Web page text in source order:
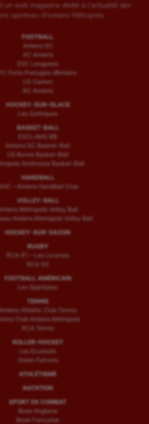
un web magazine dédié à l'actualité des
sportives d'Amiens Métropole.
FOOTBALL
Amiens SC
AC Amiens
ESC Longueau
FC Porto Portugais d’Amiens
US Camon
RC Amiens
HOCKEY-SUR-GLACE
Les Gothiques
BASKET-BALL
ESCLAMS BB
Amiens SC Basket-Ball
US Boves Basket-Ball
Amiénoise Basket-Ball
HANDBALL
– Amiens Handball Club
VOLLEY-BALL
Métropole Volley Ball
Amiens Metropole Volley Ball
HOCKEY-SUR-GAZON
RUGBY
RCA (F) – Les Licornes
RCA (H)
FOOTBALL AMÉRICAIN
Les Spartiates
TENNIS
Amiens Athletic Club Tennis
Club Amiens Métropole
RCA Tennis
ROLLER-HOCKEY
Les Ecureuils
Green Falcons
ATHLÉTISME
NATATION
SPORT DE COMBAT
Boxe Anglaise
Boxe Française